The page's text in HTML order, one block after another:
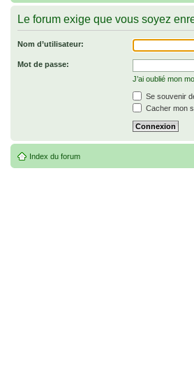
Le forum exige que vous soyez
Nom d’utilisateur:
Mot de passe:
J’ai oublié mon
Se souvenir
Cacher mon
Index du forum